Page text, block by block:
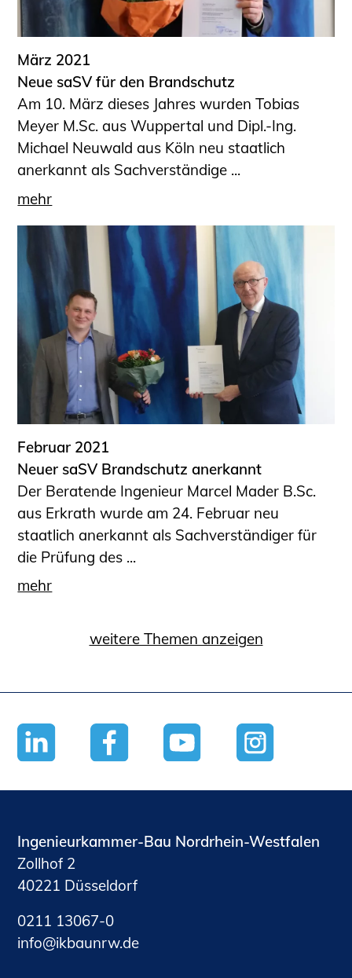
März 2021
Neue saSV für den Brandschutz
Am 10. März dieses Jahres wurden Tobias
Meyer M.Sc. aus Wuppertal und Dipl.-Ing.
Michael Neuwald aus Köln neu staatlich
anerkannt als Sachverständige ...
mehr
Februar 2021
Neuer saSV Brandschutz anerkannt
Der Beratende Ingenieur Marcel Mader B.Sc.
aus Erkrath wurde am 24. Februar neu
staatlich anerkannt als Sachverständiger für
die Prüfung des ...
mehr
weitere Themen anzeigen
Ingenieurkammer-Bau Nordrhein-Westfalen
Zollhof 2
40221 Düsseldorf
0211 13067-0
nf
kb nrwd